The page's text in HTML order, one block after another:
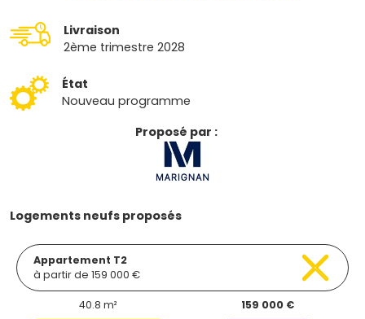
Livraison
2ème trimestre 2028
État
Nouveau programme
Proposé par :
Logements neufs proposés
Appartement T2
à partir de 159 000 €
40.8 m² 159 000 €